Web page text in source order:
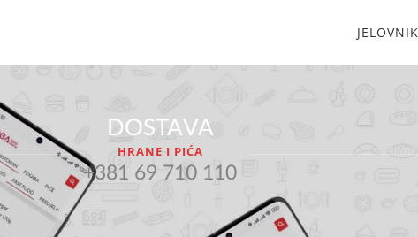
JELOVNIK
DOSTAVA
HRANE I PIĆA
+381 69 710 110